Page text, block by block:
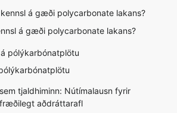
á gæði polycarbonate lakans?